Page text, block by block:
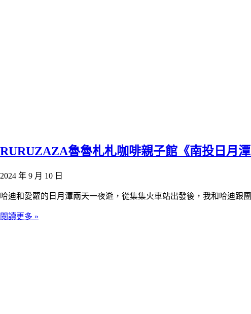
RURUZAZA魯魯札札咖啡親子館《南投日月
2024 年 9 月 10 日
哈迪和愛蘿的日月潭兩天一夜遊，從集集火車站出發後，我和哈迪跟
閱讀更多 »